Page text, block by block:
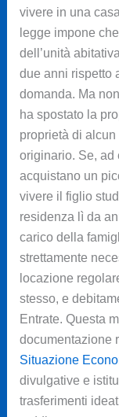
vivere in una
legge impone
dell’unità
due anni rispetto
domanda. Ma
ha spostato la
proprietà di
originario. Se, ad
acquistano un
vivere il figlio
residenza lì da
carico della
strettamente
locazione
stesso, e
Entrate. Questa
documentazione
Situazione
divulgative e
trasferimenti